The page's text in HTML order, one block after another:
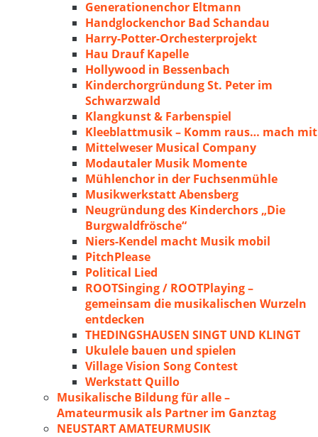
Generationenchor Eltmann
Handglockenchor Bad Schandau
Harry-Potter-Orchesterprojekt
Hau Drauf Kapelle
Hollywood in Bessenbach
Kinderchorgründung St. Peter im
Schwarzwald
Klangkunst & Farbenspiel
Kleeblattmusik – Komm raus… mach mit
Mittelweser Musical Company
Modautaler Musik Momente
Mühlenchor in der Fuchsenmühle
Musikwerkstatt Abensberg
Neugründung des Kinderchors „Die
Burgwaldfrösche“
Niers-Kendel macht Musik mobil
PitchPlease
Political Lied
ROOTSinging / ROOTPlaying –
gemeinsam die musikalischen Wurzeln
entdecken
THEDINGSHAUSEN SINGT UND KLINGT
Ukulele bauen und spielen
Village Vision Song Contest
Werkstatt Quillo
Musikalische Bildung für alle –
Amateurmusik als Partner im Ganztag
NEUSTART AMATEURMUSIK